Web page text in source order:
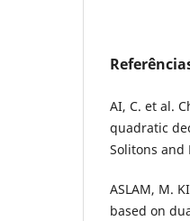
AI, C. et al.
quadratic
Solitons and
ASLAM, M.
based on